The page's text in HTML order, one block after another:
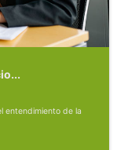
entendimiento de la